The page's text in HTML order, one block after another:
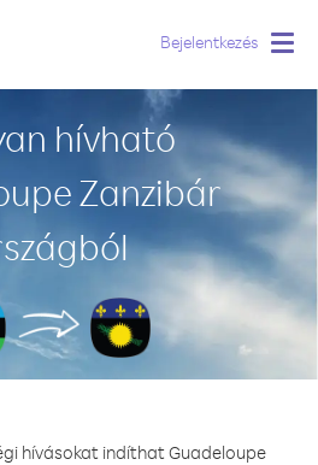
Bejelentkezés
hívható
Zanzibár
hívásokat indíthat Guadeloupe